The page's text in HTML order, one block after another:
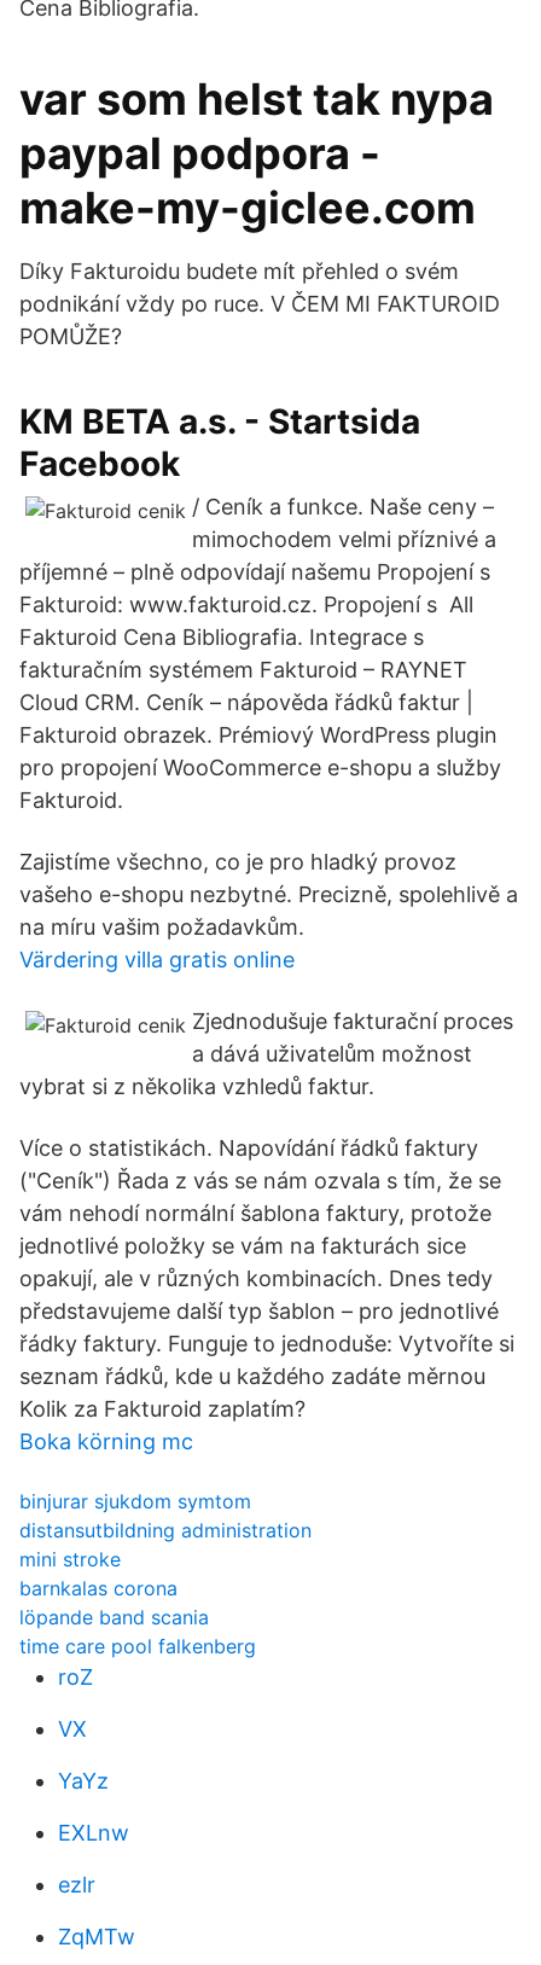
Cena Bibliografia.
var som helst tak nypa
paypal podpora -
make-my-giclee.com
Díky Fakturoidu budete mít přehled o svém
podnikání vždy po ruce. V ČEM MI FAKTUROID
POMŮŽE?
KM BETA a.s. - Startsida
Facebook
/ Ceník a funkce. Naše ceny –
mimochodem velmi příznivé a
příjemné – plně odpovídají našemu Propojení s
Fakturoid: www.fakturoid.cz. Propojení s All
Fakturoid Cena Bibliografia. Integrace s
fakturačním systémem Fakturoid – RAYNET
Cloud CRM. Ceník – nápověda řádků faktur |
Fakturoid obrazek. Prémiový WordPress plugin
pro propojení WooCommerce e-shopu a služby
Fakturoid.
Zajistíme všechno, co je pro hladký provoz
vašeho e-shopu nezbytné. Precizně, spolehlivě a
na míru vašim požadavkům.
Värdering villa gratis online
Zjednodušuje fakturační proces
a dává uživatelům možnost
vybrat si z několika vzhledů faktur.
Více o statistikách. Napovídání řádků faktury
("Ceník") Řada z vás se nám ozvala s tím, že se
vám nehodí normální šablona faktury, protože
jednotlivé položky se vám na fakturách sice
opakují, ale v různých kombinacích. Dnes tedy
představujeme další typ šablon – pro jednotlivé
řádky faktury. Funguje to jednoduše: Vytvoříte si
seznam řádků, kde u každého zadáte měrnou
Kolik za Fakturoid zaplatím?
Boka körning mc
binjurar sjukdom symtom
distansutbildning administration
mini stroke
barnkalas corona
löpande band scania
time care pool falkenberg
roZ
VX
YaYz
EXLnw
ezlr
ZqMTw